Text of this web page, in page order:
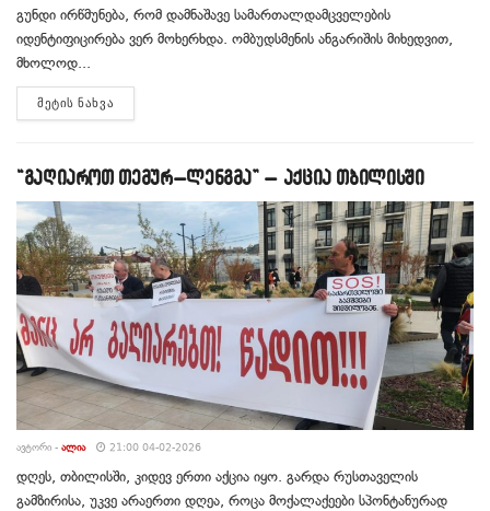
გუნდი ირწმუნება, რომ დამნაშავე სამართალდამცველების
იდენტიფიცირება ვერ მოხერხდა. ომბუდსმენის ანგარიშის მიხედვით,
მხოლოდ...
ᲛᲔᲢᲘᲡ ᲜᲐᲮᲕᲐ
“გაღიაროთ თემურ–ლენგმა” – აქცია თბილისში
ᲐᲕᲢᲝᲠᲘ - ᲐᲚᲘᲐ 21:00 04-02-2026
დღეს, თბილისში, კიდევ ერთი აქცია იყო. გარდა რუსთაველის
გამზირისა, უკვე არაერთი დღეა, როცა მოქალაქეები სპონტანურად